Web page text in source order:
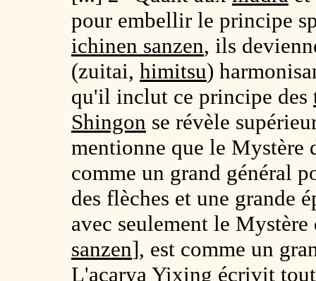
pour embellir le principe
ichinen sanzen, ils
(zuitai, himitsu)
qu'il inclut ce principe des
Shingon se révèle
mentionne que le Mystère
comme un grand général
des flèches et une grande
avec seulement le
sanzen], est comme un
L'acarya Yixing écrivit